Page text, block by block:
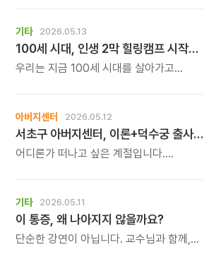
인생에서 가장 중요한 시기를 놓치지
마세요.
기타 2026.05.13
100세 시대, 인생 2막 힐링캠프 시작합니다
우리는 지금 100세 시대를 살아가고
전환점이 찾아오고, 그 안에서 새로운
이야기가 시작됩니다. 그 전환의 시간을
어떻게 보내느냐에 따라
앞으로의 삶은 더 건강하고 아름답게,
아버지센터 2026.05.12
서초구 아버지센터, 이론+덕수궁 출사 '스마트폰 사진 원포인트 레슨' 신청 안내
어디론가 떠나고 싶은 계절입니다.
되지요. 폰 카메라 기능을 조금 익히고
나면, 잘 찍을 수 있는 구도를 배우고 나면,
즉각 달라지는 것이 사진입니다.
기타 2026.05.11
이 통증, 왜 나아지지 않을까요?
단순한 강연이 아닙니다. 교수님과 함께,